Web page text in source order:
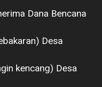
Dana Bencana
Desa
kencang) Desa